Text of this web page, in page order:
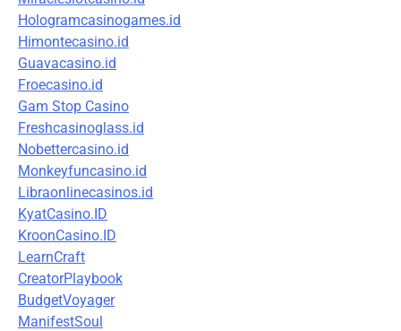
Hologramcasinogames.id
Himontecasino.id
Guavacasino.id
Froecasino.id
Gam Stop Casino
Freshcasinoglass.id
Nobettercasino.id
Monkeyfuncasino.id
Libraonlinecasinos.id
KyatCasino.ID
KroonCasino.ID
LearnCraft
CreatorPlaybook
BudgetVoyager
ManifestSoul